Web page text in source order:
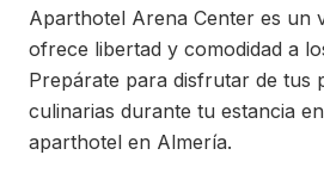
Aparthotel Arena Center es un
ofrece libertad y comodidad a
Prepárate para disfrutar de tus
culinarias durante tu estancia
aparthotel en Almería.